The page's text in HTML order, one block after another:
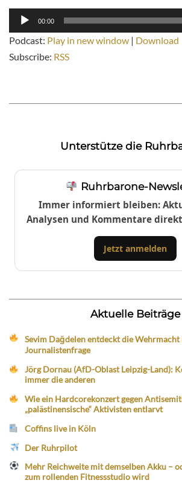
Audio-
Player
00:00
Podcast: Play in new window | Download
Subscribe: RSS
Unterstütze die
Ruhrbarone-
Immer informiert bleiben:
Analysen und Kommentare
Jetzt anmelden
Aktuelle Beiträge
Sevim Dağdelen entdeckt die Wehrmacht
Journalistenfrage
Jörg Dornau (AfD-Oblast Leipzig-Land):
immer die anderen
Wie ein Hardcorekonzert gegen
„palästinensische“ Aktivisten entlarvt
Coffins live in Köln
Der Ruhrpilot
Mehr Reichweite mit demselben Akku –
zum rollenden Fitnessstudio wird